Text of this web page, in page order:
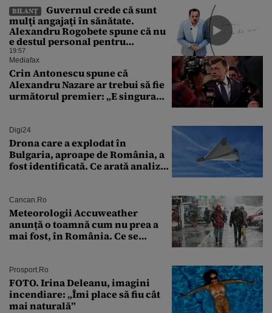
BILANȚ
Guvernul crede că sunt
mulţi angajaţi în sănătate.
Alexandru Rogobete spune că nu
e destul personal pentru
combaterea infecţiilor
nosocomiale
19:57
Mediafax
Crin Antonescu spune că
Alexandru Nazare ar trebui să fie
următorul premier: „E singura
Digi24
Drona care a explodat în
Bulgaria, aproape de România, a
fost identificată. Ce arată analiza
Cancan.ro
Meteorologii Accuweather
anunță o toamnă cum nu prea a
mai fost, în România. Ce se
București. Pe ce dată ninge
Prosport.ro
FOTO. Irina Deleanu, imagini
incendiare: „Îmi place să fiu cât
mai naturală”